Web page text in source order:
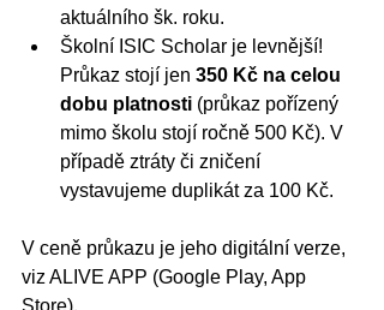
aktuálního šk. roku.
Školní ISIC Scholar je levnější!
Průkaz stojí jen 350 Kč na celou
dobu platnosti (průkaz pořízený
mimo školu stojí ročně 500 Kč). V
případě ztráty či zničení
vystavujeme duplikát za 100 Kč.
V ceně průkazu je jeho digitální verze,
viz ALIVE APP (Google Play, App
Store).